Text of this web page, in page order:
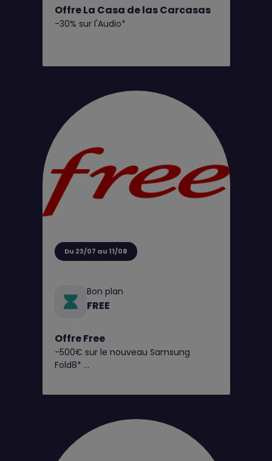
Offre La Casa de las Carcasas
-30% sur l'Audio*
Du 23/07 au 11/08
Bon plan
FREE
Offre Free
-500€ sur le nouveau Samsung
Fold8*